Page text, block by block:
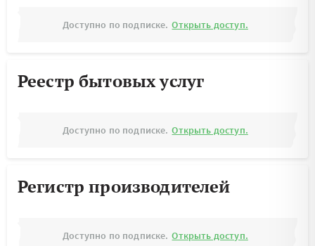
Доступно по подписке. Открыть доступ.
Реестр бытовых услуг
Доступно по подписке. Открыть доступ.
Регистр производителей
Доступно по подписке. Открыть доступ.